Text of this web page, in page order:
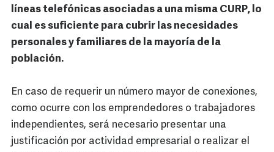
líneas telefónicas asociadas a una misma CURP, lo
cual es suficiente para cubrir las necesidades
personales y familiares de la mayoría de la
población.
En caso de requerir un número mayor de conexiones,
como ocurre con los emprendedores o trabajadores
independientes, será necesario presentar una
justificación por actividad empresarial o realizar el